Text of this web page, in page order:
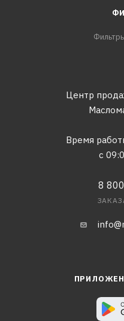
Центр
Время
с
8